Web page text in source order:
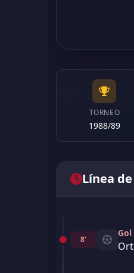
TORNEO
1988/89
Línea
8'
Gol